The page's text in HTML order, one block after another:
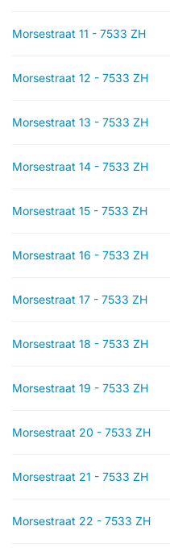
Morsestraat 11 - 7533 ZH
Morsestraat 12 - 7533 ZH
Morsestraat 13 - 7533 ZH
Morsestraat 14 - 7533 ZH
Morsestraat 15 - 7533 ZH
Morsestraat 16 - 7533 ZH
Morsestraat 17 - 7533 ZH
Morsestraat 18 - 7533 ZH
Morsestraat 19 - 7533 ZH
Morsestraat 20 - 7533 ZH
Morsestraat 21 - 7533 ZH
Morsestraat 22 - 7533 ZH